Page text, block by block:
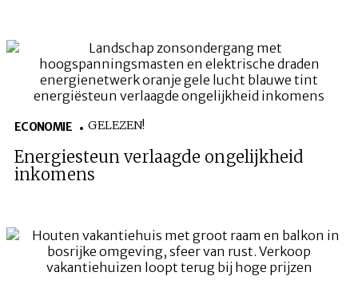
ECONOMIE GELEZEN!
Energiesteun verlaagde ongelijkheid
inkomens